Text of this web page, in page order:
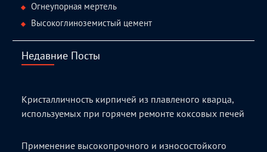
Огнеупорная мертель
Высокоглиноземистый цемент
Недавние Посты
Кристалличность кирпичей из плавленого кварца,
используемых при горячем ремонте коксовых печей
Применение высокопрочного и износостойкого